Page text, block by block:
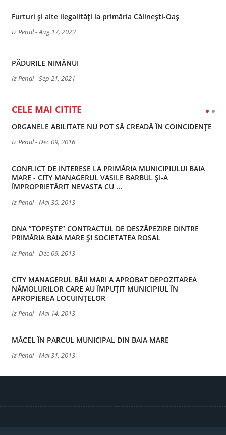
Furturi și alte ilegalități la primăria Călinești-Oaș
Iz Penal-Aug 17, 2022
PĂDURILE NIMĂNUI
Iz Penal-Sep 21, 2021
CELE MAI CITITE
ORGANELE ABILITATE NU POT SĂ CREADĂ ÎN COINCIDENȚE
Iz Penal-Dec 09, 2016
CONFLICT DE INTERESE LA PRIMĂRIA MUNICIPIULUI BAIA
MARE - CITY MANAGERUL VASILE BARBUL ȘI-A
ÎMPROPRIETĂRIT NEVASTA CU ...
Iz Penal-Mai 30, 2013
DNA ”TOPEȘTE” CONTRACTUL DE DESZĂPEZIRE DINTRE
PRIMĂRIA BAIA MARE ȘI SOCIETATEA ROSAL
Iz Penal-Dec 09, 2013
CITY MANAGERUL BĂII MARI A APROBAT DEPOZITAREA
NĂMOLURILOR CARE AU ÎMPUȚIT MUNICIPIUL ÎN
APROPIEREA LOCUINȚELOR
Iz Penal-Mai 14, 2013
MĂCEL ÎN PARCUL MUNICIPAL DIN BAIA MARE
Iz Penal-Mai 31, 2013